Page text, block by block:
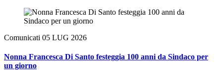
Comunicati 05 LUG 2026
Nonna Francesca Di Santo festeggia 100 anni da Sindaco per
un giorno